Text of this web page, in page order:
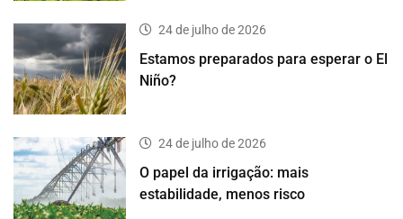
24 de julho de 2026
Estamos preparados para esperar o El
Niño?
24 de julho de 2026
O papel da irrigação: mais
estabilidade, menos risco